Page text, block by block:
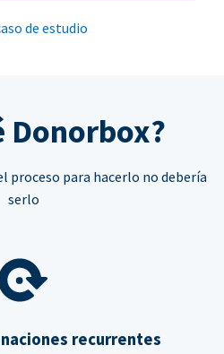
de estudio
Donorbox?
proceso para hacerlo no debería
serlo
recurrentes